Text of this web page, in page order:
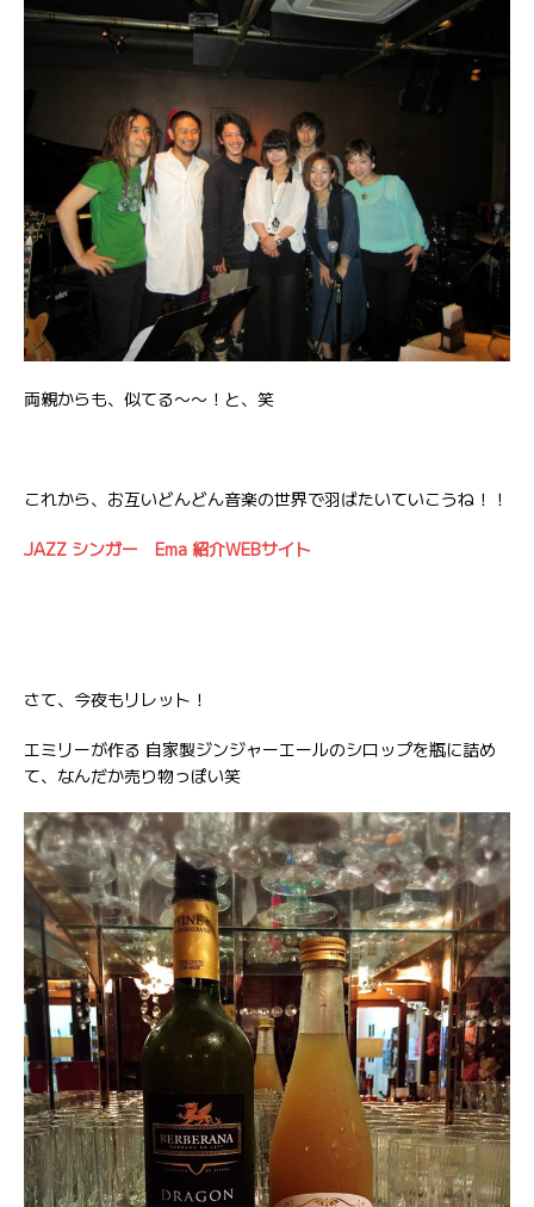
両親からも、似てる〜〜！と、笑
これから、お互いどんどん音楽の世界で羽ばたいていこうね！！
JAZZ シンガー Ema 紹介WEBサイト
さて、今夜もリレット！
エミリーが作る 自家製ジンジャーエールのシロップを瓶に詰め
て、なんだか売り物っぽい笑